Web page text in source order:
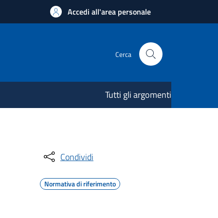
Accedi all'area personale
Cerca
Tutti gli argomenti
Condividi
Normativa di riferimento